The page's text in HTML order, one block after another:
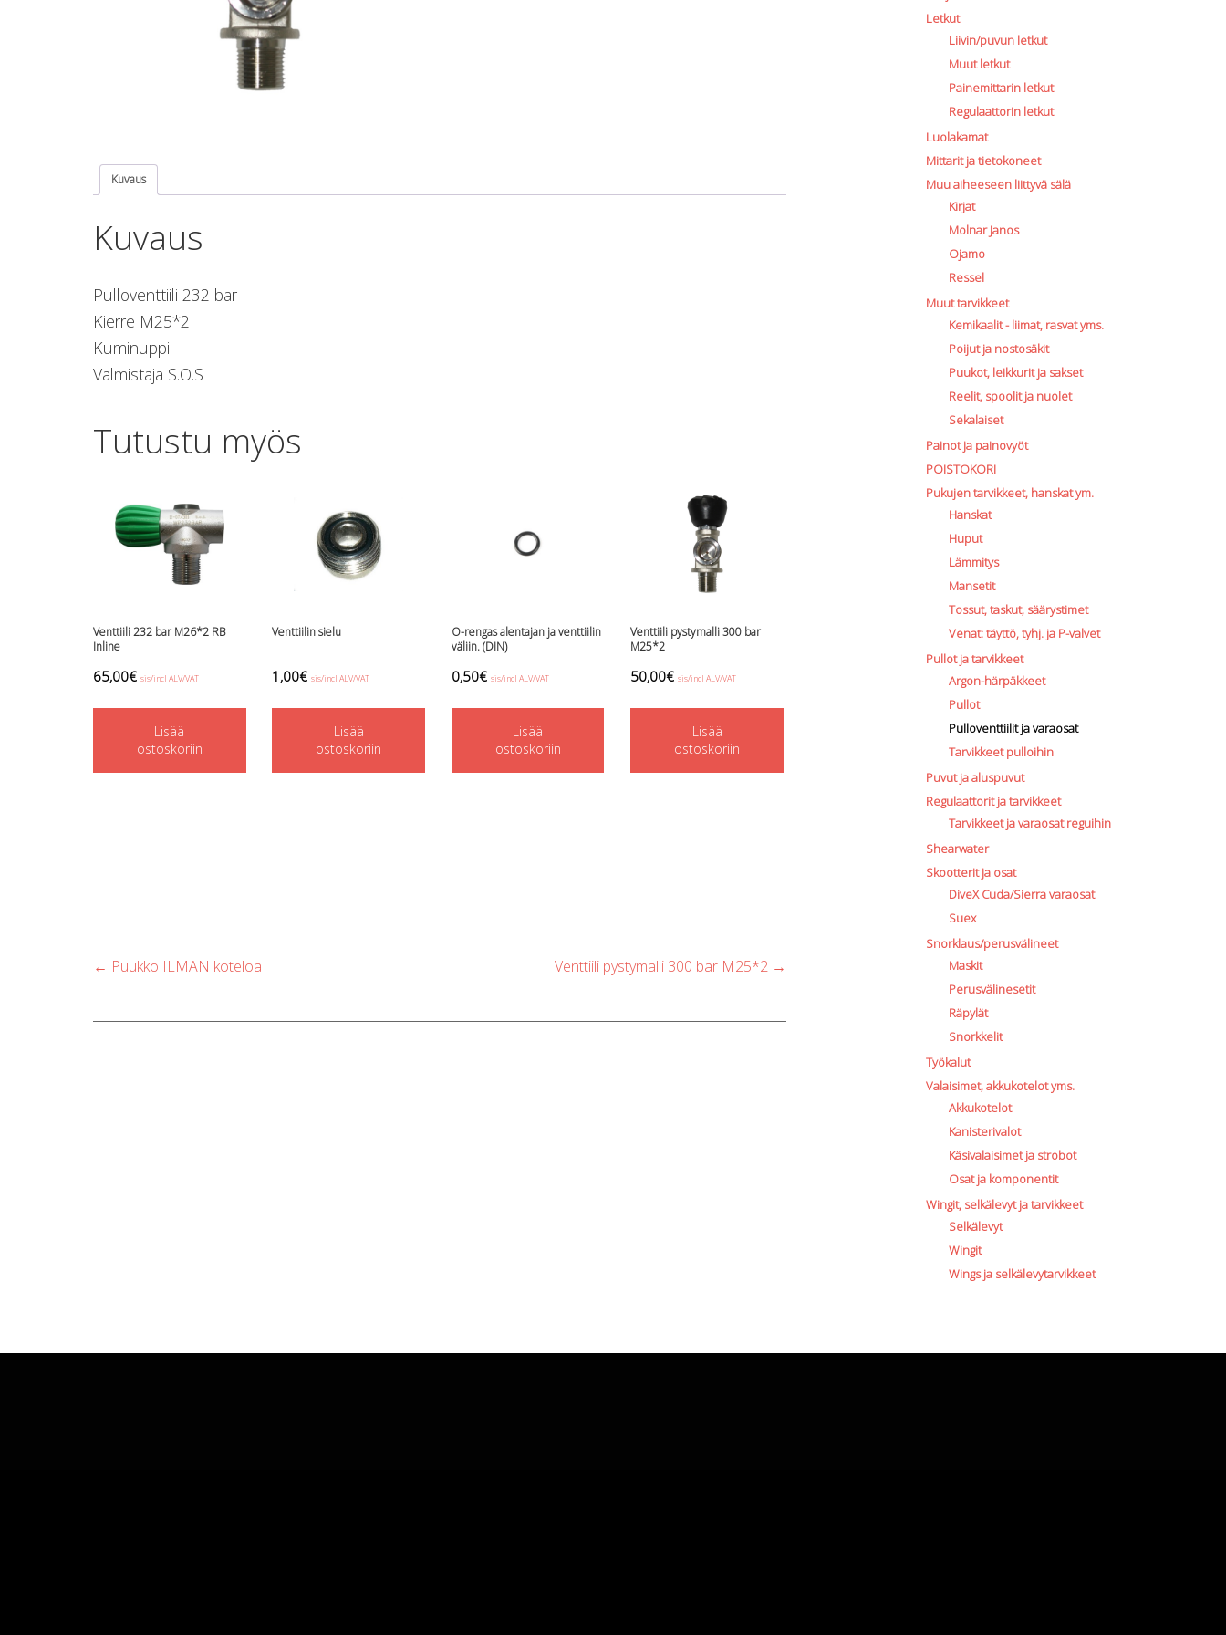
Kuvaus
Kuvaus
Pulloventtiili 232 bar
Kierre M25*2
Kuminuppi
Valmistaja S.O.S
Tutustu myös
Venttiili 232 bar M26*2 RB
Inline
65,00€ sis/incl ALV/VAT
Lisää
ostoskoriin
Venttiilin sielu
1,00€ sis/incl ALV/VAT
Lisää
ostoskoriin
O-rengas alentajan ja venttiilin
väliin. (DIN)
0,50€ sis/incl ALV/VAT
Lisää
ostoskoriin
Venttiili pystymalli 300 bar
M25*2
50,00€ sis/incl ALV/VAT
Lisää
ostoskoriin
Post
← Puukko ILMAN koteloa Venttiili pystymalli 300 bar M25*2 →
Letkut
Liivin/puvun letkut
Muut letkut
Painemittarin letkut
Regulaattorin letkut
Luolakamat
Mittarit ja tietokoneet
Muu aiheeseen liittyvä sälä
Kirjat
Molnar Janos
Ojamo
Ressel
Muut tarvikkeet
Kemikaalit - liimat, rasvat yms.
Poijut ja nostosäkit
Puukot, leikkurit ja sakset
Reelit, spoolit ja nuolet
Sekalaiset
Painot ja painovyöt
POISTOKORI
Pukujen tarvikkeet, hanskat ym.
Hanskat
Huput
Lämmitys
Mansetit
Tossut, taskut, säärystimet
Venat: täyttö, tyhj. ja P-valvet
Pullot ja tarvikkeet
Argon-härpäkkeet
Pullot
Pulloventtiilit ja varaosat
Tarvikkeet pulloihin
Puvut ja aluspuvut
Regulaattorit ja tarvikkeet
Tarvikkeet ja varaosat reguihin
Shearwater
Skootterit ja osat
DiveX Cuda/Sierra varaosat
Suex
Snorklaus/perusvälineet
Maskit
Perusvälinesetit
Räpylät
Snorkkelit
Työkalut
Valaisimet, akkukotelot yms.
Akkukotelot
Kanisterivalot
Käsivalaisimet ja strobot
Osat ja komponentit
Wingit, selkälevyt ja tarvikkeet
Selkälevyt
Wingit
Wings ja selkälevytarvikkeet